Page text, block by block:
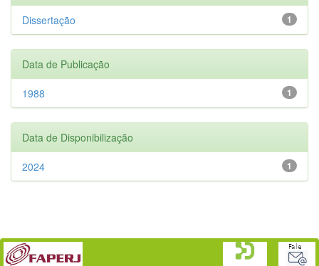
1
Dissertação
Data de Publicação
1
1988
Data de Disponibilização
1
2024